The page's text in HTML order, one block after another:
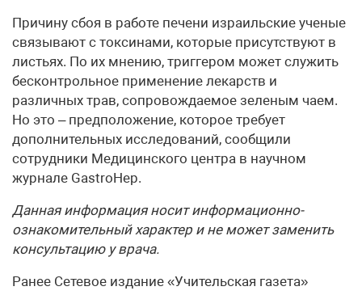
Причину сбоя в работе печени израильские ученые
связывают с токсинами, которые присутствуют в
листьях. По их мнению, триггером может служить
бесконтрольное применение лекарств и
различных трав, сопровождаемое зеленым чаем.
Но это – предположение, которое требует
дополнительных исследований, сообщили
сотрудники Медицинского центра в научном
журнале GastroHep.
Данная информация носит информационно-
ознакомительный характер и не может заменить
консультацию у врача.
Ранее Сетевое издание «Учительская газета»